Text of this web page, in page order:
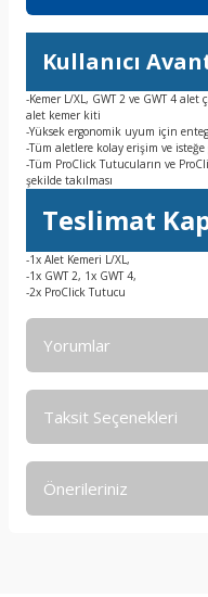
Kullanıcı
-Kemer L/XL, GWT 2 ve GWT 4
alet kemer kiti
-Yüksek ergonomik uyum için
-Tüm aletlere kolay erişim ve
-Tüm ProClick Tutucuların ve
şekilde takılması
Teslimat
-1x Alet Kemeri L/XL,
-1x GWT 2, 1x GWT 4,
-2x ProClick Tutucu
Yorumlar
Taksit Seçenekleri
Önerileriniz